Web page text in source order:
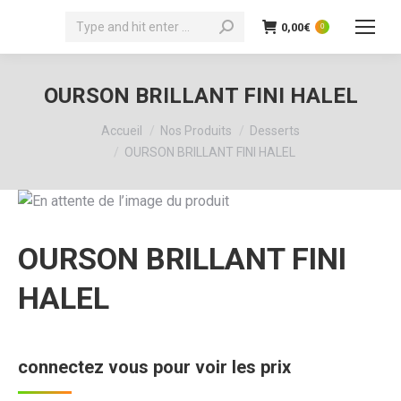
Recherche
0,00€ 0
OURSON BRILLANT FINI HALEL
Vous êtes ici :Accueil Nos Produits
Desserts
OURSON BRILLANT FINI HALEL
OURSON BRILLANT FINI
HALEL
connectez vous pour voir les prix